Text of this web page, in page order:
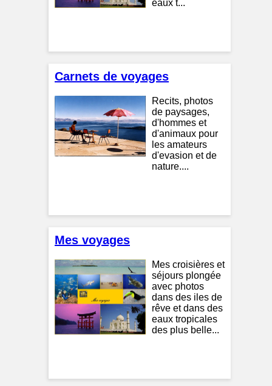
eaux t...
Carnets de voyages
Recits, photos
de paysages,
d'hommes et
d'animaux pour
les amateurs
d'evasion et de
nature....
Mes voyages
Mes croisières et
séjours plongée
avec photos
dans des iles de
rêve et dans des
eaux tropicales
des plus belle...